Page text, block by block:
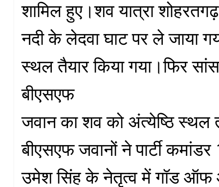
शामिल हुए।शव यात्रा
नदी के लेदवा घाट पर ले जाया
स्थल तैयार किया गया।फिर
बीएसएफ
जवान का शव को अंत्येष्ठि स्थल
बीएसएफ जवानों ने पार्टी कमांडर
उमेश सिंह के नेतृत्व में गॉड ऑफ